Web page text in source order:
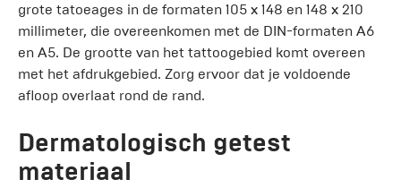
grote tatoeages in de formaten 105 x 148 en 148 x 210
millimeter, die overeenkomen met de DIN-formaten A6
en A5. De grootte van het tattoogebied komt overeen
met het afdrukgebied. Zorg ervoor dat je voldoende
afloop overlaat rond de rand.
Dermatologisch getest
materiaal